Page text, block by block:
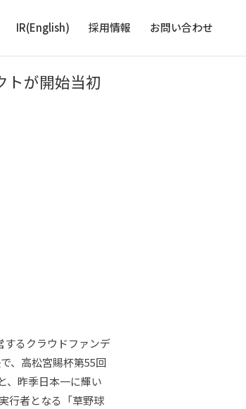
IR(English) 採用情報 お問い合わせ
トが開始当初
するクラウドファンデ
、高松宮賜杯第55回
、昨季日本一に輝い
行者となる「草野球